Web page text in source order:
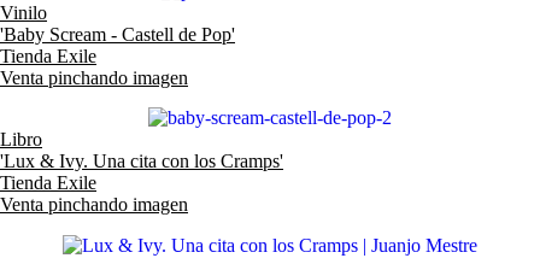
Vinilo
'Baby Scream - Castell de Pop'
Tienda Exile
Venta pinchando imagen
Libro
'Lux & Ivy. Una cita con los Cramps'
Tienda Exile
Venta pinchando imagen